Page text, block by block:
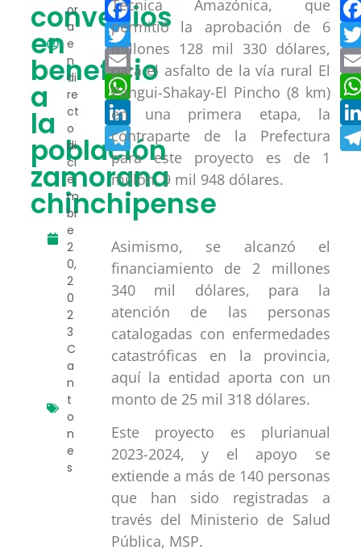
convenios
en
beneficio
a
la
población
zamorana
chinchipense
or
a
e
n
di
re
ct
o
di
ci
e
m
br
e
2
0,
2
0
2
3
C
a
n
t
o
n
e
s
Twitter
Email
WhatsApp
LinkedIn
Telegram
Técnica Amazónica, que
permitió la aprobación de 6
millones 128 mil 330 dólares,
para el asfalto de la vía rural El
Pangui-Shakay-El Pincho (8 km)
en una primera etapa, la
contraparte de la Prefectura
para este proyecto es de 1
millón, 9 mil 948 dólares.
Asimismo, se alcanzó el
financiamiento de 2 millones
340 mil dólares, para la
atención de las personas
catalogadas con enfermedades
catastróficas en la provincia,
aquí la entidad aporta con un
monto de 25 mil 318 dólares.
Este proyecto es plurianual
2023-2024, y el apoyo se
extiende a más de 140 personas
que han sido registradas a
través del Ministerio de Salud
Pública, MSP.